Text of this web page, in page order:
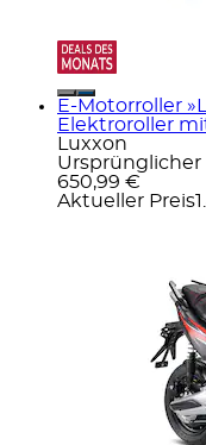
E-Motorroller
Elektroroller
Luxxon
Ursprünglicher
650,99 €
Aktueller Preis